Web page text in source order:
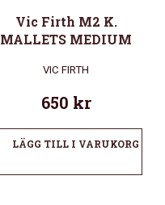
Vic Firth M2 K.
MALLETS MEDIUM
VIC FIRTH
650 kr
LÄGG TILL I VARUKORG